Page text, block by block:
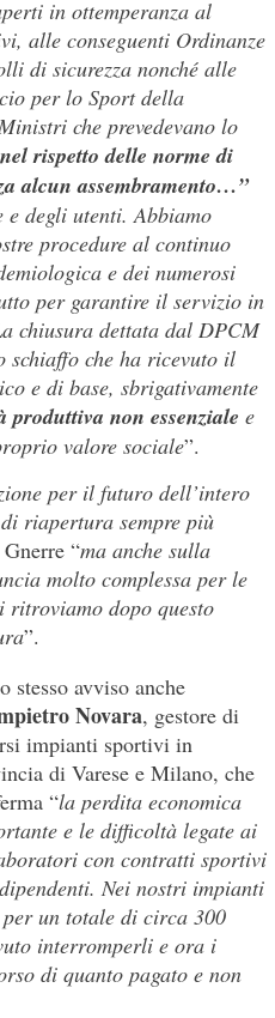
in ottemperanza al
alle conseguenti Ordinanze
di sicurezza nonché alle
per lo Sport della
che prevedevano lo
nel rispetto delle norme di
alcun assembramento…”
e degli utenti. Abbiamo
procedure al continuo
e dei numerosi
per garantire il servizio in
chiusura dettata dal DPCM
schiaffo che ha ricevuto il
e di base, sbrigativamente
produttiva non essenziale e
valore sociale”.
per il futuro dell’intero
riapertura sempre più
“ma anche sulla
molto complessa per le
ritroviamo dopo questo
”.
stesso avviso anche
Novara, gestore di
impianti sportivi in
di Varese e Milano, che
“la perdita economica
e le difficoltà legate ai
con contratti sportivi
Nei nostri impianti
un totale di circa 300
interromperli e ora i
di quanto pagato e non